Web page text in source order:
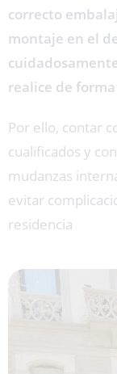
correcto
montaje en el
realice de
Por ello, contar
cualificados y
mudanzas
evitar
residencia